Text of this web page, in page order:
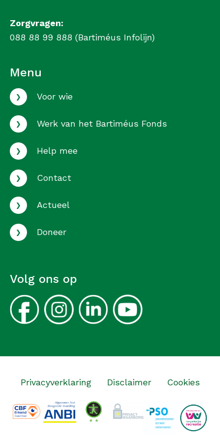
Zorgvragen:
088 88 99 888 (Bartiméus Infolijn)
Menu
› Voor wie
› Werk van het Bartiméus Fonds
› Help mee
› Contact
› Actueel
› Doneer
Volg ons op
Privacyverklaring Disclaimer Cookies